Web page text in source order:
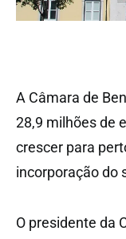
A Câmara de
28,9 milhões de
crescer para
incorporação do
O presidente da